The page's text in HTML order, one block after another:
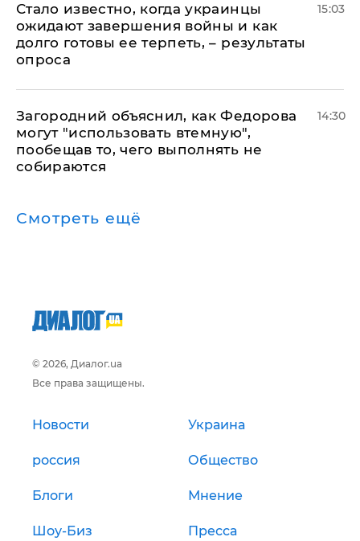
Стало известно, когда украинцы
ожидают завершения войны и как
долго готовы ее терпеть, – результаты
опроса
15:03
Загородний объяснил, как Федорова
могут "использовать втемную",
пообещав то, чего выполнять не
собираются
14:30
Смотреть ещё
© 2026, Диалог.ua
Все права защищены.
Новости Украина
россия Общество
Блоги Мнение
Шоу-Биз Пресса